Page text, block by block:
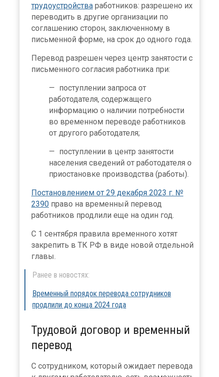
трудоустройства работников: разрешено их
переводить в другие организации по
соглашению сторон, заключенному в
письменной форме, на срок до одного года.
Перевод разрешен через центр занятости с
письменного согласия работника при:
поступлении запроса от
работодателя, содержащего
информацию о наличии потребности
во временном переводе работников
от другого работодателя;
поступлении в центр занятости
населения сведений от работодателя о
приостановке производства (работы).
Постановлением от 29 декабря 2023 г. №
2390 право на временный перевод
работников продлили еще на один год.
С 1 сентября правила временного хотят
закрепить в ТК РФ в виде новой отдельной
главы.
Ранее в новостях:
Временный порядок перевода сотрудников
продлили до конца 2024 года
Трудовой договор и временный
перевод
С сотрудником, который ожидает перевода